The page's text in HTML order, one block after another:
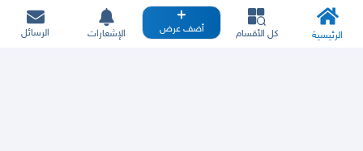
الرئيسية كل الأقسام أضف عرض الإشعارات الرسائل